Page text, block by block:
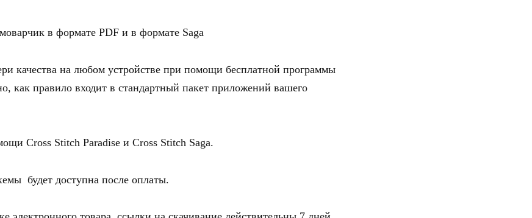
в формате PDF и в формате Saga
качества на любом устройстве при помощи бесплатной программы
как правило входит в стандартный пакет приложений вашего
Cross Stitch Paradise и Cross Stitch Saga.
будет доступна после оплаты.